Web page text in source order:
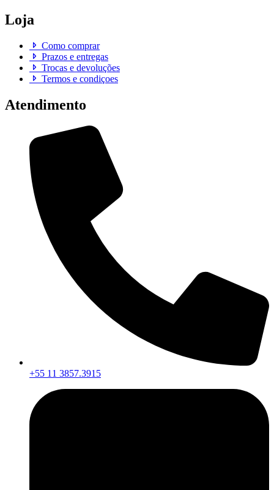
Loja
Como comprar
Prazos e entregas
Trocas e devoluções
Termos e condiçoes
Atendimento
+55 11 3857.3915